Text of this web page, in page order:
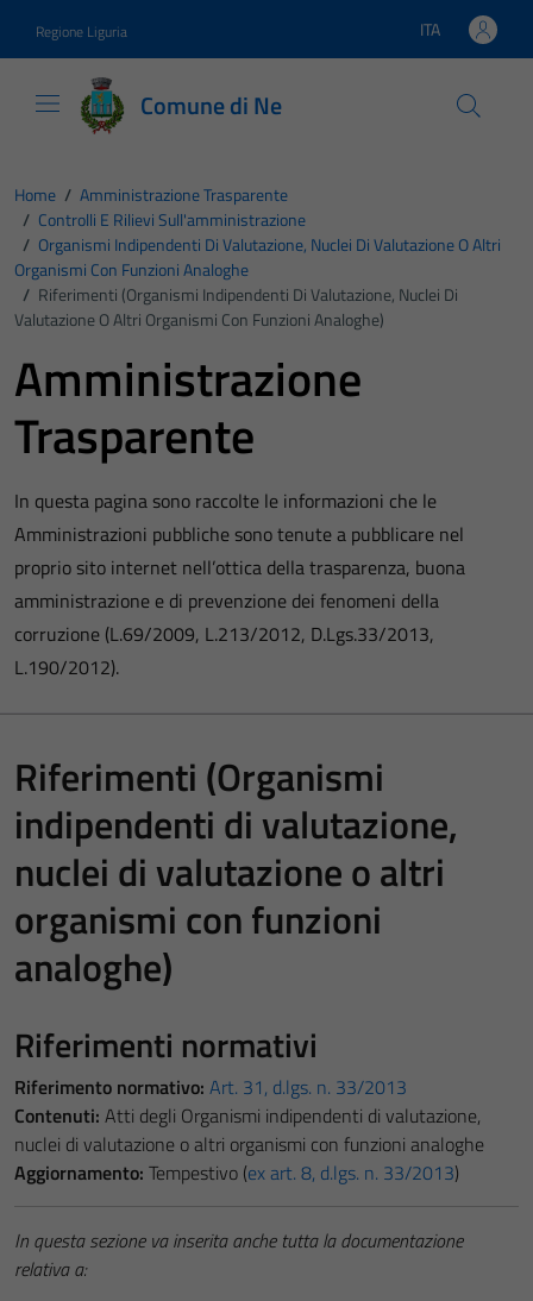
Regione Liguria Lingua attiva:
ITA
Comune di Ne
Home / Amministrazione Trasparente
/ Controlli E Rilievi Sull'amministrazione
/ Organismi Indipendenti Di Valutazione, Nuclei Di Valutazione O Altri
Organismi Con Funzioni Analoghe
/ Riferimenti (Organismi Indipendenti Di Valutazione, Nuclei Di
Valutazione O Altri Organismi Con Funzioni Analoghe)
Amministrazione
Trasparente
In questa pagina sono raccolte le informazioni che le
Amministrazioni pubbliche sono tenute a pubblicare nel
proprio sito internet nell’ottica della trasparenza, buona
amministrazione e di prevenzione dei fenomeni della
corruzione (L.69/2009, L.213/2012, D.Lgs.33/2013,
L.190/2012).
Riferimenti (Organismi
indipendenti di valutazione,
nuclei di valutazione o altri
organismi con funzioni
analoghe)
Riferimenti normativi
Riferimento normativo: Art. 31, d.lgs. n. 33/2013
Contenuti: Atti degli Organismi indipendenti di valutazione,
nuclei di valutazione o altri organismi con funzioni analoghe
Aggiornamento: Tempestivo (ex art. 8, d.lgs. n. 33/2013)
In questa sezione va inserita anche tutta la documentazione
relativa a: